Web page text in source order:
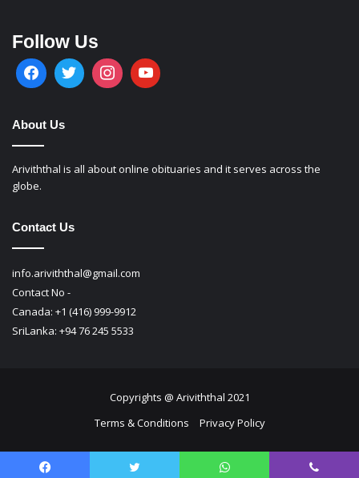
Follow Us
About Us
Ariviththal is all about online obituaries and it serves across the
globe.
Contact Us
info.ariviththal@gmail.com
Contact No -
Canada: +1 (416) 999-9912
SriLanka: +94 76 245 5533
Copyrights @ Ariviththal 2021
Terms & Conditions
Privacy Policy